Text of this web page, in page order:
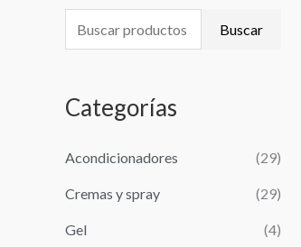
u
c
r
p
o
Buscar
Categorías
Acondicionadores (29)
Cremas y spray (29)
Gel (4)